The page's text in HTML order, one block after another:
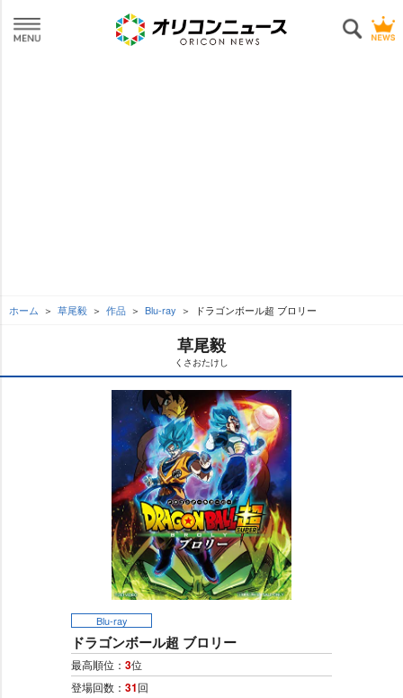
ホーム 草尾毅 作品 Blu-ray ドラゴンボール超 ブロリー
草尾毅
くさおたけし
Blu-ray
ドラゴンボール超 ブロリー
最高順位： 3位
登場回数： 31回